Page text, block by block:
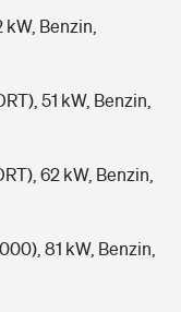
kW, Benzin,
51 kW, Benzin,
62 kW, Benzin,
81 kW, Benzin,